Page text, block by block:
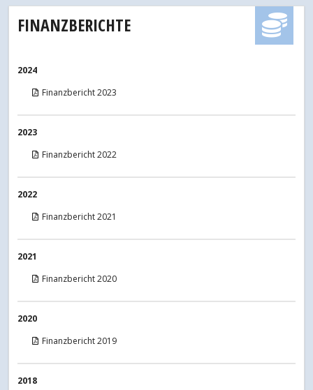
FINANZBERICHTE
2024
Finanzbericht 2023
2023
Finanzbericht 2022
2022
Finanzbericht 2021
2021
Finanzbericht 2020
2020
Finanzbericht 2019
2018